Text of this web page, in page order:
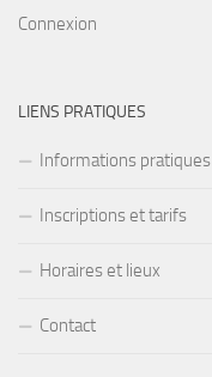
Connexion
LIENS PRATIQUES
Informations pratiques
Inscriptions et tarifs
Horaires et lieux
Contact